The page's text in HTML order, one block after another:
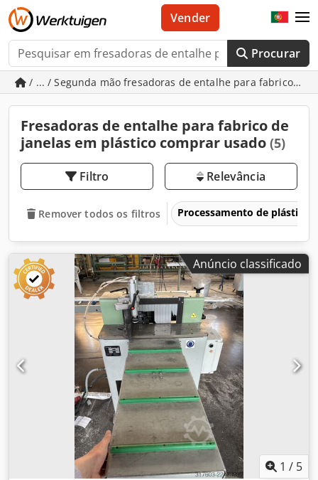
Procurar
Vender
/ ... / Segunda mão fresadoras de entalhe para fabrico de
Fresadoras de entalhe para fabrico de
janelas em plástico comprar usado (5)
Filtro Relevância
Remover todos os filtros Processamento de
Anúncio classificado
1 / 5